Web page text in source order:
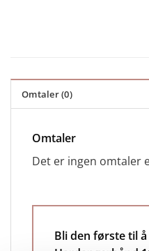
Omtaler (0)
Omtaler
Det er ingen omtaler
Bli den første til